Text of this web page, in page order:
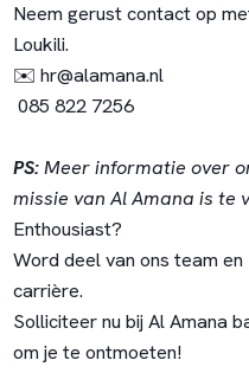
Neem gerust contact op
Loukili.
✉️ hr@alamana.nl
085 822 7256
PS:Meer informatie over
missie van Al Amana is te
Enthousiast?
Word deel van ons team
carrière.
Solliciteer nu bij Al Amana
om je te ontmoeten!